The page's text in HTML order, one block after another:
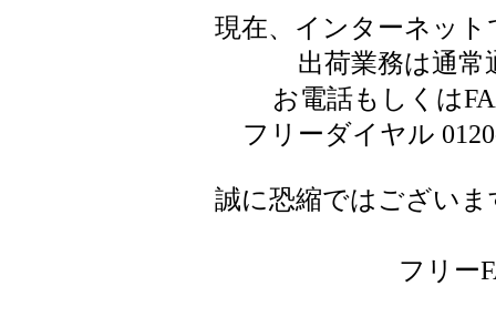
現在、インターネッ
出荷業務は通
お電話もしくは
フリーダイヤル
誠に恐縮ではござい
フリー